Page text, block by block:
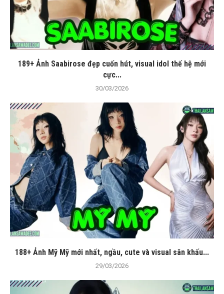
189+ Ảnh Saabirose đẹp cuốn hút, visual idol thế hệ mới
cực...
30/03/2026
188+ Ảnh Mỹ Mỹ mới nhất, ngầu, cute và visual sân khấu...
29/03/2026